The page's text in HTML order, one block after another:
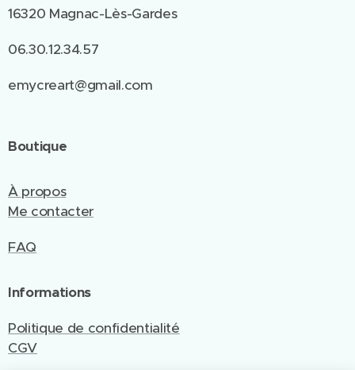
16320 Magnac-Lès-Gardes
06.30.12.34.57
emycreart@gmail.com
Boutique
À propos
Me contacter
FAQ
Informations
Politique de confidentialité
CGV